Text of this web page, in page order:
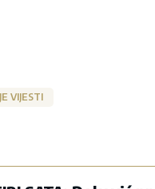
VIJESTI